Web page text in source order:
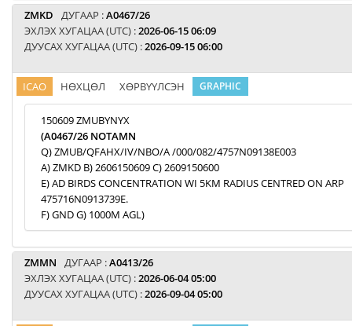
ZMKD ДУГААР :A0467/26
ЭХЛЭХ ХУГАЦАА (UTC) :2026-06-15 06:09
ДУУСАХ ХУГАЦАА (UTC) :2026-09-15 06:00
ICAO НӨХЦӨЛ ХӨРВҮҮЛСЭН GRAPHIC
150609 ZMUBYNYX
(A0467/26 NOTAMN
Q) ZMUB/QFAHX/IV/NBO/A /000/082/4757N09138E003
A) ZMKD B) 2606150609 C) 2609150600
E) AD BIRDS CONCENTRATION WI 5KM RADIUS CENTRED ON ARP
475716N0913739E.
F) GND G) 1000M AGL)
ZMMN ДУГААР :A0413/26
ЭХЛЭХ ХУГАЦАА (UTC) :2026-06-04 05:00
ДУУСАХ ХУГАЦАА (UTC) :2026-09-04 05:00